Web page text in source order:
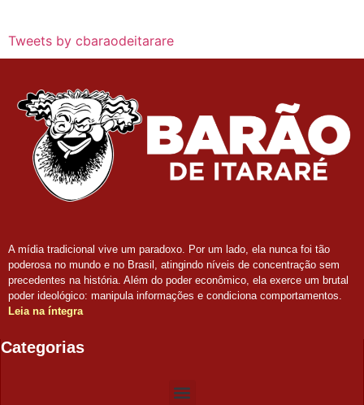
Tweets by cbaraodeitarare
A mídia tradicional vive um paradoxo. Por um lado, ela nunca foi tão
poderosa no mundo e no Brasil, atingindo níveis de concentração sem
precedentes na história. Além do poder econômico, ela exerce um brutal
poder ideológico: manipula informações e condiciona comportamentos.
Leia na íntegra
Categorias